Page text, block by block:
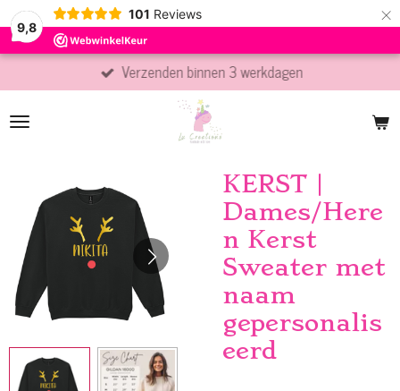
9,8
101 Reviews ×
Verzenden binnen 3 werkdagen
KERST |
Dames/Here
n Kerst
Sweater met
naam
gepersonalis
eerd